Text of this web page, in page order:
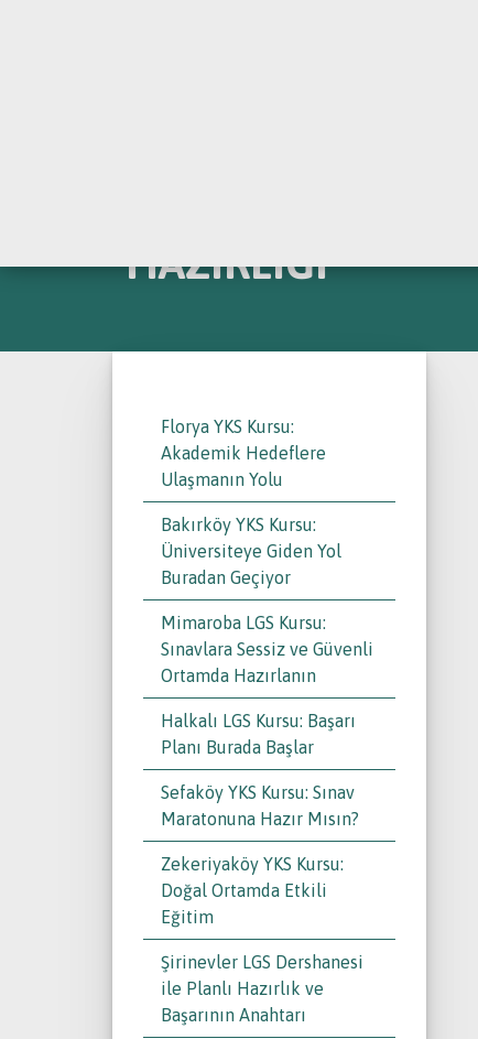
HAZIRLIĞI
Florya YKS Kursu:
Akademik Hedeflere
Ulaşmanın Yolu
Bakırköy YKS Kursu:
Üniversiteye Giden Yol
Buradan Geçiyor
Mimaroba LGS Kursu:
Sınavlara Sessiz ve Güvenli
Ortamda Hazırlanın
Halkalı LGS Kursu: Başarı
Planı Burada Başlar
Sefaköy YKS Kursu: Sınav
Maratonuna Hazır Mısın?
Zekeriyaköy YKS Kursu:
Doğal Ortamda Etkili
Eğitim
Şirinevler LGS Dershanesi
ile Planlı Hazırlık ve
Başarının Anahtarı